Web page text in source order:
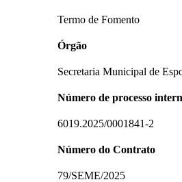
Termo de Fomento
Órgão
Secretaria Municipal de
Número de processo
6019.2025/0001841-2
Número do Contrato
79/SEME/2025